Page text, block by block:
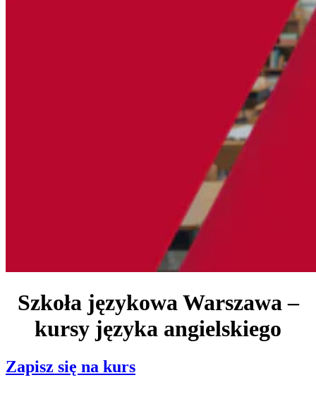
Szkoła językowa Warszawa –
kursy języka angielskiego
Zapisz się na kurs